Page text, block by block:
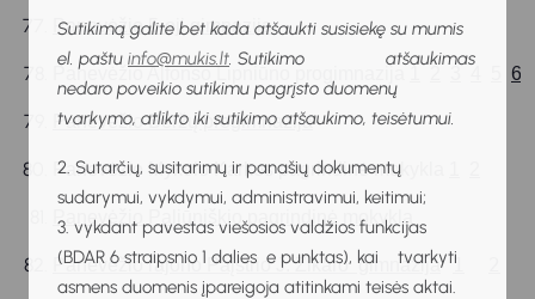
Sutikimą galite bet kada atšaukti susisiekę su mumis
el. paštu info@mukis.lt. Sutikimo atšaukimas
nedaro poveikio sutikimu pagrįsto duomenų
tvarkymo, atlikto iki sutikimo atšaukimo, teisėtumui.
2. Sutarčių, susitarimų ir panašių dokumentų
sudarymui, vykdymui, administravimui, keitimui;
3. vykdant pavestas viešosios valdžios funkcijas
(BDAR 6 straipsnio 1 dalies e punktas), kai tvarkyti
asmens duomenis įpareigoja atitinkami teisės aktai.
Panevėžio 5-oji gimnazija
Panevėžio Alfonso Lipniūno progimnazija 6
Panevėžio Beržų progimnazija
Panevėžio Mykolo Karkos pagrindinė mokykla
Panevėžio Paliūniškio pagrindinė mokykla
Panevėžio rajono Paįstrio J. Zikaro  gimnazija 1